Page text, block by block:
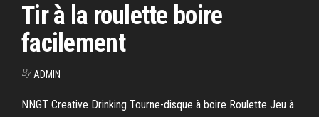
Tir à la roulette boire
facilement
By ADMIN
NNGT Creative Drinking Tourne-disque à boire Roulette Jeu à